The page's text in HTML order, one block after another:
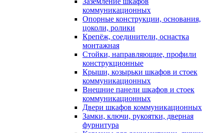
коммуникационных
Опорные конструкции, основания,
цоколи, ролики
Крепёж, соединители, оснастка
монтажная
Стойки, направляющие, профили
конструкционные
Крыши, козырьки шкафов и стоек
коммуникационных
Внешние панели шкафов и стоек
коммуникационных
Двери шкафов коммуникационных
Замки, ключи, рукоятки, дверная
фурнитура